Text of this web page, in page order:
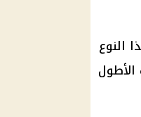
هذا النوع